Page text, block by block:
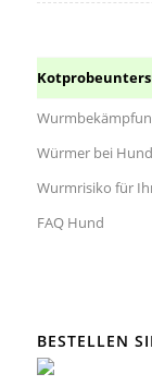
Würmer bei
Wurmrisiko für
FAQ Hund
BESTELLEN